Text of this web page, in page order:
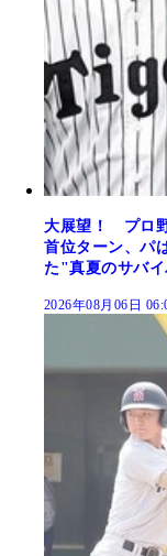
大展望！ プロ
首位ターン、パ
た"真夏のサバ
2026年08月06日